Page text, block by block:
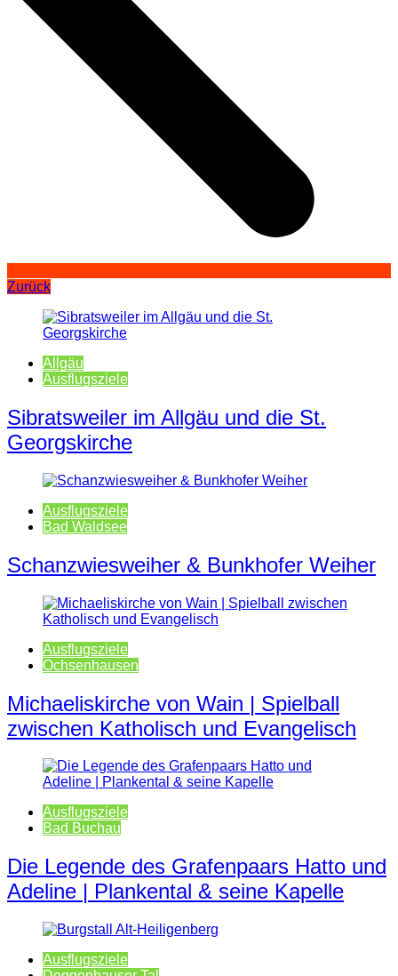
Zurück
Allgäu
Ausflugsziele
Sibratsweiler im Allgäu und die St.
Georgskirche
Ausflugsziele
Bad Waldsee
Schanzwiesweiher & Bunkhofer Weiher
Ausflugsziele
Ochsenhausen
Michaeliskirche von Wain | Spielball
zwischen Katholisch und Evangelisch
Ausflugsziele
Bad Buchau
Die Legende des Grafenpaars Hatto und
Adeline | Plankental & seine Kapelle
Ausflugsziele